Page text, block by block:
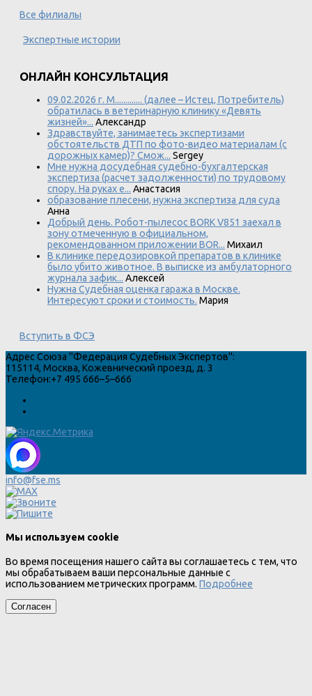
Все филиалы
Экспертные истории
ОНЛАЙН КОНСУЛЬТАЦИЯ
09.02.2026 г. М............. (далее – Истец, Потребитель)
обратилась в ветеринарную клинику «Девять
жизней»... Александр
Здравствуйте, занимаетесь экспертизами
обстоятельств ДТП по фото-видео материалам (с
дорожных камер)? Смож... Sergey
Мне нужна досудебная судебно-бухгалтерская
экспертиза (расчет задолженности) по трудовому
спору. На руках е... Анастасия
образование плесени, нужна экспертиза для суда
Анна
Добрый день. Робот-пылесос BORK V851 заехал в
зону отмеченную в официальном,
рекомендованном приложении BOR... Михаил
В клинике передозировкой препаратов в клинике
было убито животное. В выписке из амбулаторного
журнала зафик... Алексей
Нужна Судебная оценка гаража в Москве.
Интересуют сроки и стоимость. Мария
Вступить в ФСЭ
Адрес Союза "Федерация Судебных Экспертов":
115114, Москва, Кожевнический проезд, д. 3
Телефон:+7 495 666–5–666
info@fse.ms
Мы используем cookie
Во время посещения нашего сайта вы соглашаетесь с тем, что
мы обрабатываем ваши персональные данные с
использованием метрических программ. Подробнее
Согласен